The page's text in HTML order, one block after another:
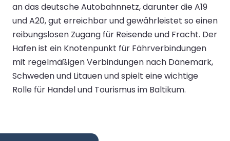
an das deutsche Autobahnnetz, darunter die A19
und A20, gut erreichbar und gewährleistet so einen
reibungslosen Zugang für Reisende und Fracht. Der
Hafen ist ein Knotenpunkt für Fährverbindungen
mit regelmäßigen Verbindungen nach Dänemark,
Schweden und Litauen und spielt eine wichtige
Rolle für Handel und Tourismus im Baltikum.